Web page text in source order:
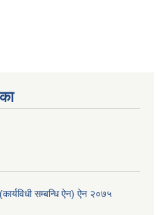
सम्बन्धि ऐन) ऐन २०७५